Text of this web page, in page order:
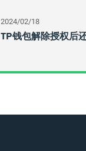
2024/02/18
TP钱包解除授权后